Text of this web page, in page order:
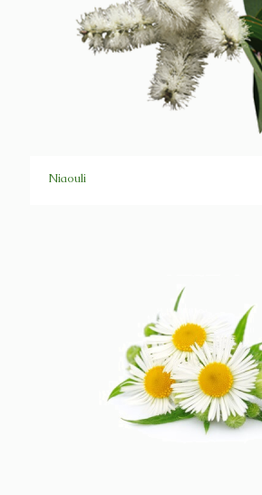
Niaouli